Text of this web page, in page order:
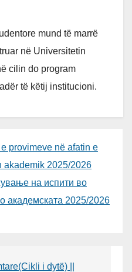
mund të marrë
në Universitetin
cilin do program
të këtij institucioni.
provimeve në afatin e
akademik 2025/2026
на испити во
академската 2025/2026
i dytë) ||